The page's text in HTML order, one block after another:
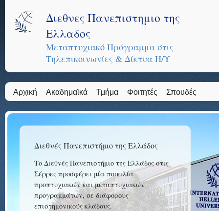
Διεθνες Πανεπιστημιο της
Ελλαδος
Μεταπτυχιακό Πρόγραμμα στις
Τηλεπικοινωνίες & Δίκτυα Η/Υ
Αρχική Ακαδημαϊκά Τμήμα Φοιτητές Σπουδές
Διεθνές Πανεπιστήμιο της Ελλάδος
Το Διεθνές Πανεπιστήμιο της Ελλάδος στις
Σέρρες προσφέρει μία ποικιλία
προπτυχιακών και μεταπτυχιακών
προγραμμάτων, σε διάφορους
επιστημονικούς κλάδους.